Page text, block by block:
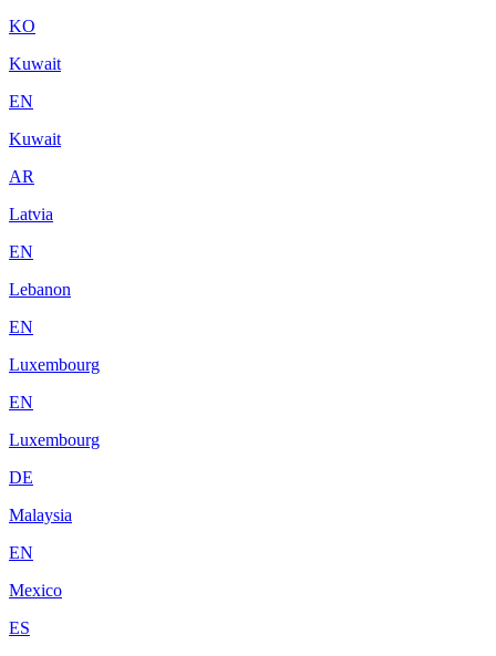
KO
Kuwait
EN
Kuwait
AR
Latvia
EN
Lebanon
EN
Luxembourg
EN
Luxembourg
DE
Malaysia
EN
Mexico
ES